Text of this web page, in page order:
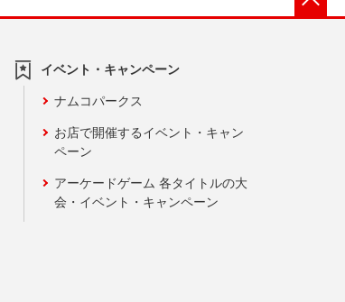
イベント・キャンペーン
ナムコパークス
お店で開催するイベント・キャン
ペーン
アーケードゲーム 各タイトルの大
会・イベント・キャンペーン